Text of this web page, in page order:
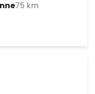
75 km
Week
Week